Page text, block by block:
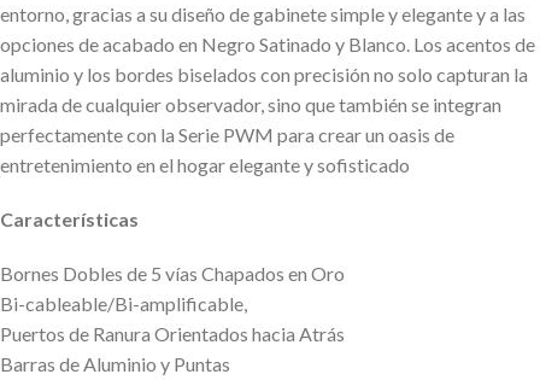
entorno, gracias a su diseño de gabinete simple y elegante y a las
opciones de acabado en Negro Satinado y Blanco. Los acentos de
aluminio y los bordes biselados con precisión no solo capturan la
mirada de cualquier observador, sino que también se integran
perfectamente con la Serie PWM para crear un oasis de
entretenimiento en el hogar elegante y sofisticado
Características
Bornes Dobles de 5 vías Chapados en Oro
Bi-cableable/Bi-amplificable,
Puertos de Ranura Orientados hacia Atrás
Barras de Aluminio y Puntas